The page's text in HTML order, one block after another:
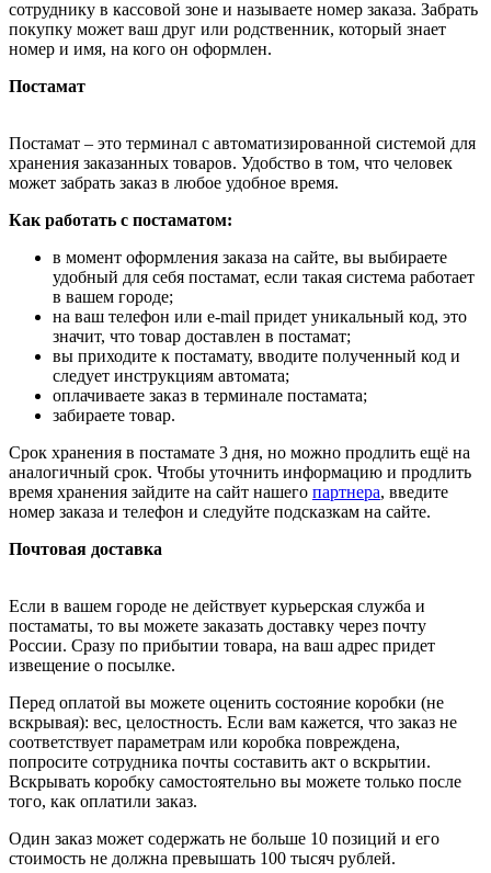
сотруднику в кассовой зоне и называете номер заказа. Забрать
покупку может ваш друг или родственник, который знает
номер и имя, на кого он оформлен.
Постамат
Постамат – это терминал с автоматизированной системой для
хранения заказанных товаров. Удобство в том, что человек
может забрать заказ в любое удобное время.
Как работать с постаматом:
в момент оформления заказа на сайте, вы выбираете
удобный для себя постамат, если такая система работает
в вашем городе;
на ваш телефон или e-mail придет уникальный код, это
значит, что товар доставлен в постамат;
вы приходите к постамату, вводите полученный код и
следует инструкциям автомата;
оплачиваете заказ в терминале постамата;
забираете товар.
Срок хранения в постамате 3 дня, но можно продлить ещё на
аналогичный срок. Чтобы уточнить информацию и продлить
время хранения зайдите на сайт нашего партнера, введите
номер заказа и телефон и следуйте подсказкам на сайте.
Почтовая доставка
Если в вашем городе не действует курьерская служба и
постаматы, то вы можете заказать доставку через почту
России. Сразу по прибытии товара, на ваш адрес придет
извещение о посылке.
Перед оплатой вы можете оценить состояние коробки (не
вскрывая): вес, целостность. Если вам кажется, что заказ не
соответствует параметрам или коробка повреждена,
попросите сотрудника почты составить акт о вскрытии.
Вскрывать коробку самостоятельно вы можете только после
того, как оплатили заказ.
Один заказ может содержать не больше 10 позиций и его
стоимость не должна превышать 100 тысяч рублей.